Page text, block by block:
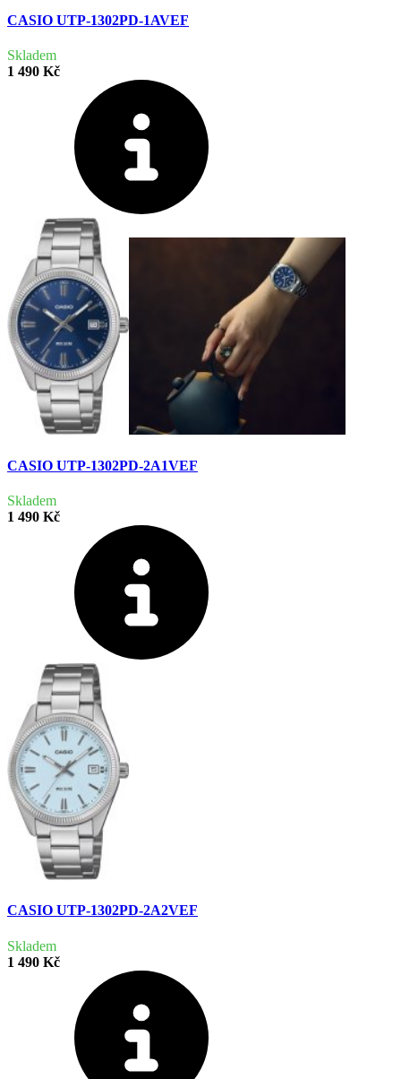
CASIO UTP-1302PD-1AVEF
Skladem
1 490 Kč
CASIO UTP-1302PD-2A1VEF
Skladem
1 490 Kč
CASIO UTP-1302PD-2A2VEF
Skladem
1 490 Kč